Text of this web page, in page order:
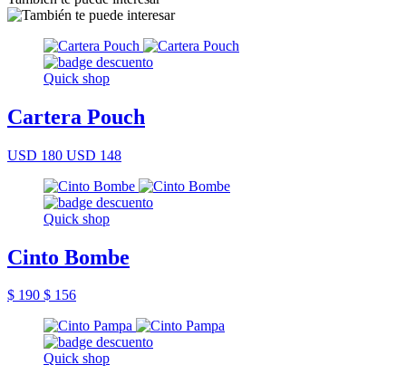
Quick shop
Cartera Pouch
USD 180 USD 148
Quick shop
Cinto Bombe
$ 190 $ 156
Quick shop